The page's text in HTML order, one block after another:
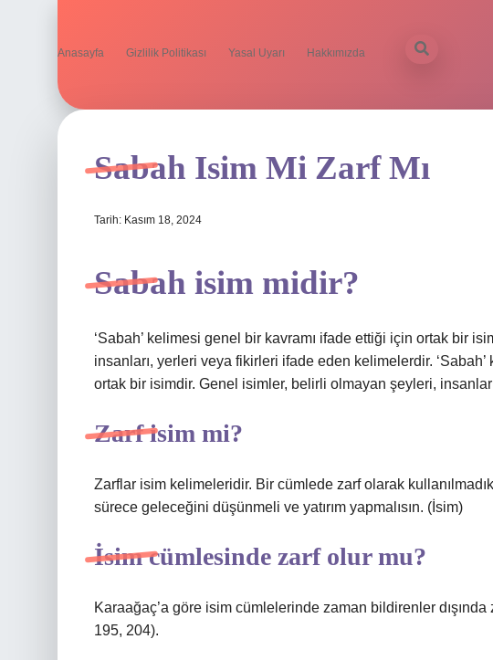
Anasayfa Gizlilik Politikası Yasal Uyarı Hakkımızda
Sabah Isim Mi Zarf Mı
Tarih: Kasım 18, 2024
Sabah isim midir?
‘Sabah’ kelimesi genel bir kavramı ifade ettiği için ortak bir
insanları, yerleri veya fikirleri ifade eden kelimelerdir.
ortak bir isimdir. Genel isimler, belirli olmayan şeyleri,
Zarf isim mi?
Zarflar isim kelimeleridir. Bir cümlede zarf olarak
sürece geleceğini düşünmeli ve yatırım yapmalısın. (İsim)
İsim cümlesinde zarf olur mu?
Karaağaç’a göre isim cümlelerinde zaman bildirenler
195, 204).